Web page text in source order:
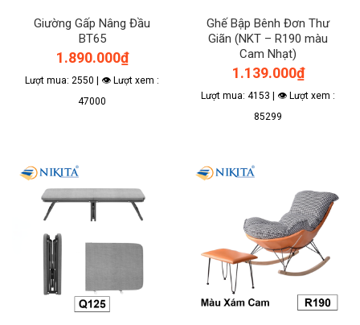
Giường Gấp Nâng Đầu
BT65
1.890.000₫
Lượt mua: 2550 | 👁 Lượt xem :
47000
Ghế Bập Bênh Đơn Thư
Giãn (NKT – R190 màu
Cam Nhạt)
1.139.000₫
Lượt mua: 4153 | 👁 Lượt xem :
85299